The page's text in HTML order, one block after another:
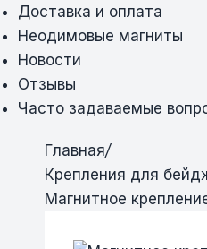
Доставка и оплата
Неодимовые магниты
Новости
Отзывы
Часто задаваемые
Главная/
Крепления для
Магнитное